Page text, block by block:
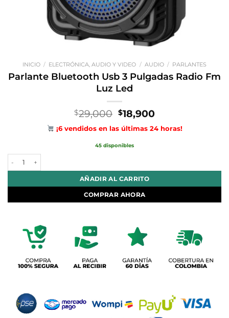
INICIO / ELECTRÓNICA, AUDIO Y VIDEO / AUDIO / PARLANTES
Parlante Bluetooth Usb 3 Pulgadas Radio Fm
Luz Led
$29,000 El
precio
original
era:
$18,900El
precio
actual
¡6 vendidos en las últimas 24 horas!
45 disponibles
AÑADIR AL CARRITO
COMPRAR AHORA